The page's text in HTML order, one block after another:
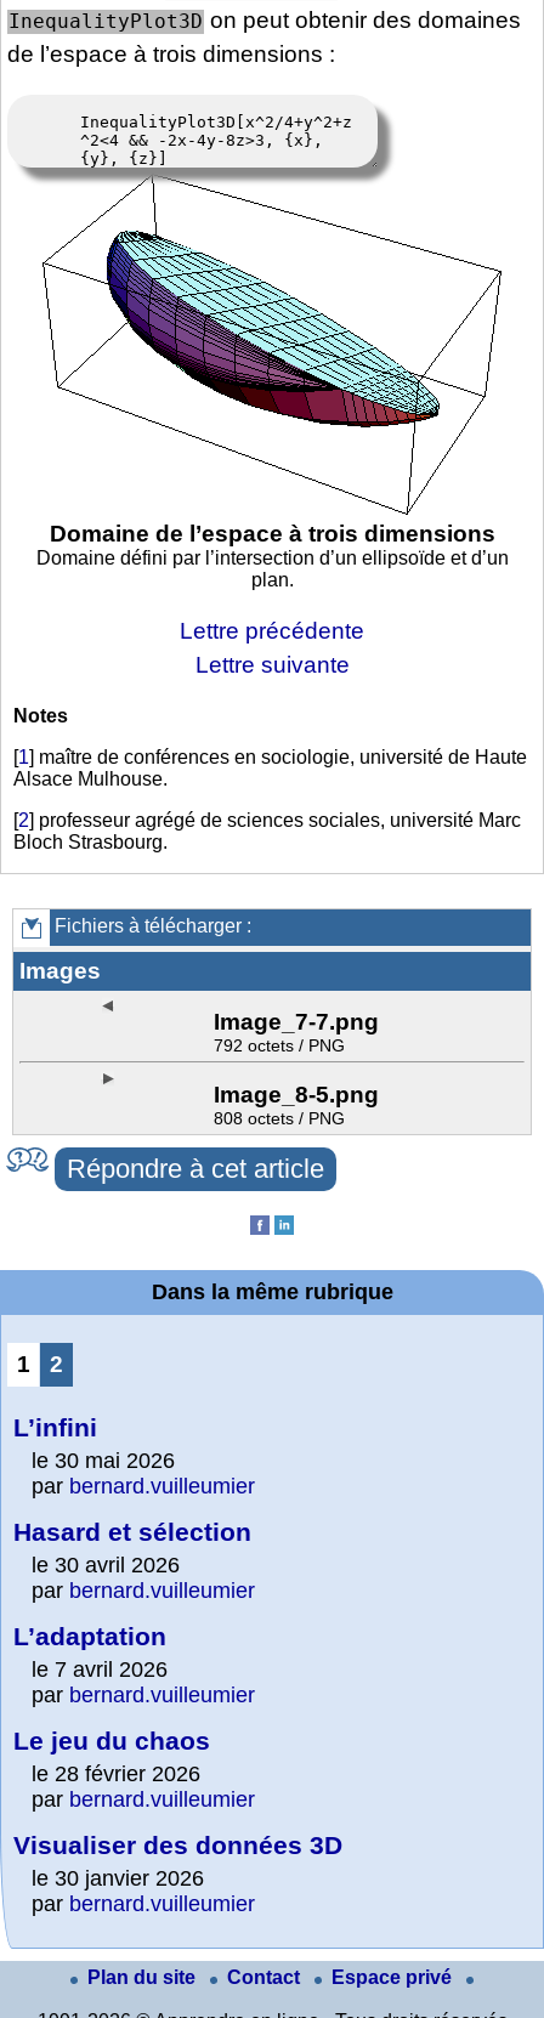
InequalityPlot3D on peut obtenir des domaines
de l’espace à trois dimensions :
Domaine de l’espace à trois dimensions
Domaine défini par l’intersection d’un ellipsoïde et d’un
plan.
Lettre précédente
Lettre suivante
Notes
[1] maître de conférences en sociologie, université de Haute
Alsace Mulhouse.
[2] professeur agrégé de sciences sociales, université Marc
Bloch Strasbourg.
Fichiers à télécharger :
Images
Image_7-7.png
792 octets / PNG
Image_8-5.png
808 octets / PNG
Répondre à cet article
Dans la même rubrique
1 2
L’infini
le 30 mai 2026
par bernard.vuilleumier
Hasard et sélection
le 30 avril 2026
par bernard.vuilleumier
L’adaptation
le 7 avril 2026
par bernard.vuilleumier
Le jeu du chaos
le 28 février 2026
par bernard.vuilleumier
Visualiser des données 3D
le 30 janvier 2026
par bernard.vuilleumier
Plan du site Contact Espace privé